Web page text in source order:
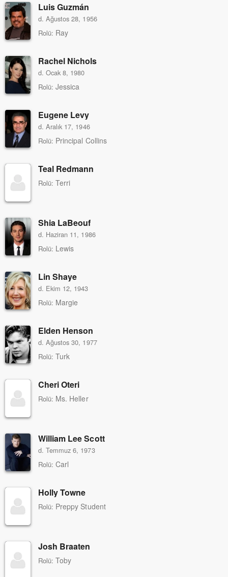
Luis Guzmán
d. Ağustos 28, 1956
Rolü: Ray
Rachel Nichols
d. Ocak 8, 1980
Rolü: Jessica
Eugene Levy
d. Aralık 17, 1946
Rolü: Principal Collins
Teal Redmann
Rolü: Terri
Shia LaBeouf
d. Haziran 11, 1986
Rolü: Lewis
Lin Shaye
d. Ekim 12, 1943
Rolü: Margie
Elden Henson
d. Ağustos 30, 1977
Rolü: Turk
Cheri Oteri
Rolü: Ms. Heller
William Lee Scott
d. Temmuz 6, 1973
Rolü: Carl
Holly Towne
Rolü: Preppy Student
Josh Braaten
Rolü: Toby